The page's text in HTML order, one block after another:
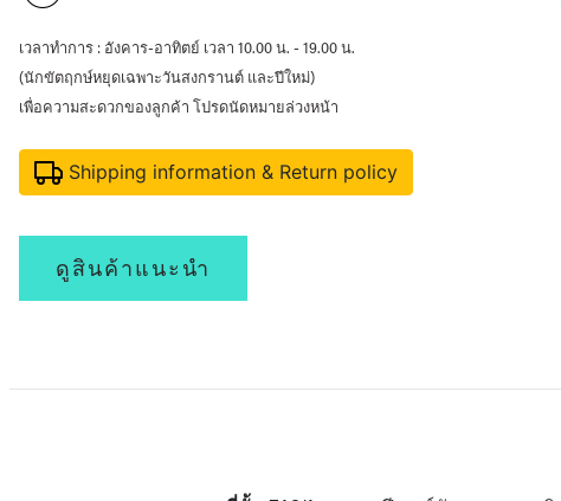
เวลาทำการ : อังคาร-อาทิตย์ เวลา 10.00 น. - 19.00 น.
(นักขัตฤกษ์หยุดเฉพาะวันสงกรานต์ และปีใหม่)
เพื่อความสะดวกของลูกค้า โปรดนัดหมายล่วงหน้า
Shipping information & Return policy
ดูสินค้าแนะนำ